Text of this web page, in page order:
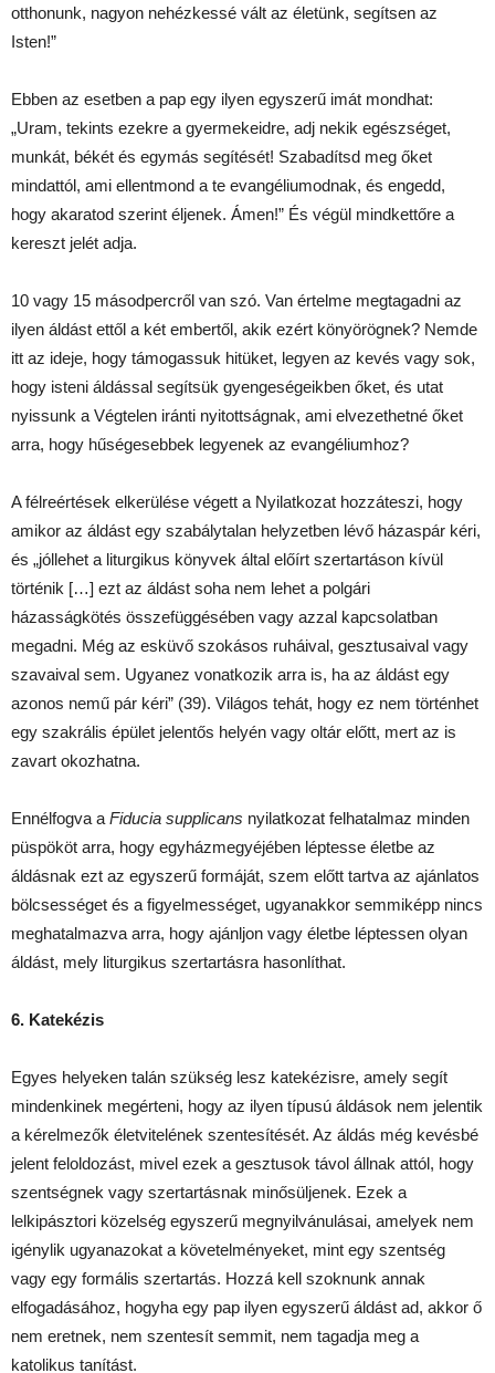
otthonunk, nagyon nehézkessé vált az életünk, segítsen az
Isten!”
Ebben az esetben a pap egy ilyen egyszerű imát mondhat:
„Uram, tekints ezekre a gyermekeidre, adj nekik egészséget,
munkát, békét és egymás segítését! Szabadítsd meg őket
mindattól, ami ellentmond a te evangéliumodnak, és engedd,
hogy akaratod szerint éljenek. Ámen!” És végül mindkettőre a
kereszt jelét adja.
10 vagy 15 másodpercről van szó. Van értelme megtagadni az
ilyen áldást ettől a két embertől, akik ezért könyörögnek? Nemde
itt az ideje, hogy támogassuk hitüket, legyen az kevés vagy sok,
hogy isteni áldással segítsük gyengeségeikben őket, és utat
nyissunk a Végtelen iránti nyitottságnak, ami elvezethetné őket
arra, hogy hűségesebbek legyenek az evangéliumhoz?
A félreértések elkerülése végett a Nyilatkozat hozzáteszi, hogy
amikor az áldást egy szabálytalan helyzetben lévő házaspár kéri,
és „jóllehet a liturgikus könyvek által előírt szertartáson kívül
történik […] ezt az áldást soha nem lehet a polgári
házasságkötés összefüggésében vagy azzal kapcsolatban
megadni. Még az esküvő szokásos ruháival, gesztusaival vagy
szavaival sem. Ugyanez vonatkozik arra is, ha az áldást egy
azonos nemű pár kéri” (39). Világos tehát, hogy ez nem történhet
egy szakrális épület jelentős helyén vagy oltár előtt, mert az is
zavart okozhatna.
Ennélfogva a Fiducia supplicans nyilatkozat felhatalmaz minden
püspököt arra, hogy egyházmegyéjében léptesse életbe az
áldásnak ezt az egyszerű formáját, szem előtt tartva az ajánlatos
bölcsességet és a figyelmességet, ugyanakkor semmiképp nincs
meghatalmazva arra, hogy ajánljon vagy életbe léptessen olyan
áldást, mely liturgikus szertartásra hasonlíthat.
6. Katekézis
Egyes helyeken talán szükség lesz katekézisre, amely segít
mindenkinek megérteni, hogy az ilyen típusú áldások nem jelentik
a kérelmezők életvitelének szentesítését. Az áldás még kevésbé
jelent feloldozást, mivel ezek a gesztusok távol állnak attól, hogy
szentségnek vagy szertartásnak minősüljenek. Ezek a
lelkipásztori közelség egyszerű megnyilvánulásai, amelyek nem
igénylik ugyanazokat a követelményeket, mint egy szentség
vagy egy formális szertartás. Hozzá kell szoknunk annak
elfogadásához, hogyha egy pap ilyen egyszerű áldást ad, akkor ő
nem eretnek, nem szentesít semmit, nem tagadja meg a
katolikus tanítást.